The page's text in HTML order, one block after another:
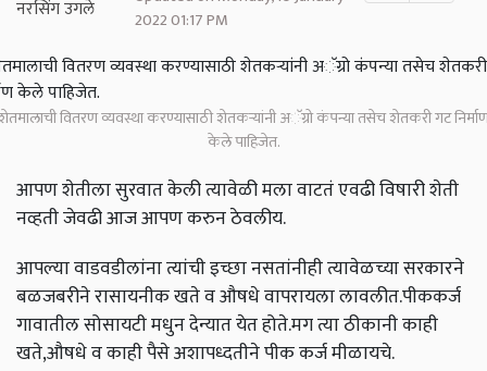
2022 01:17 PM
वितरण व्यवस्था करण्यासाठी शेतकऱ्यांनी अॅग्रो कंपन्या तसेच शेतकरी गट
केले पाहिजेत.
आपण शेतीला सुरवात केली त्यावेळी मला वाटतं एवढी विषारी शेती
नव्हती जेवढी आज आपण करुन ठेवलीय.
आपल्या वाडवडीलांना त्यांची इच्छा नसतांनीही त्यावेळच्या सरकारने
बळजबरीने रासायनीक खते व औषधे वापरायला लावलीत.पीककर्ज
गावातील सोसायटी मधुन देन्यात येत होते.मग त्या ठीकानी काही
खते,औषधे व काही पैसे अशापध्दतीने पीक कर्ज मीळायचे.